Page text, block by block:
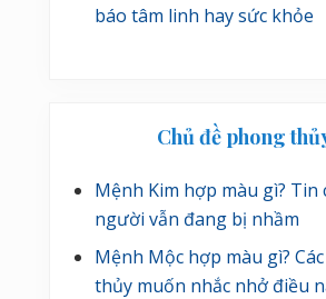
báo tâm linh hay sức khỏe
Chủ đề phong
Mệnh Kim hợp màu gì? Tin
người vẫn đang bị nhầm
Mệnh Mộc hợp màu gì?
thủy muốn nhắc nhở điều